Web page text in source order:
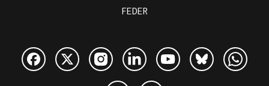
FEDER